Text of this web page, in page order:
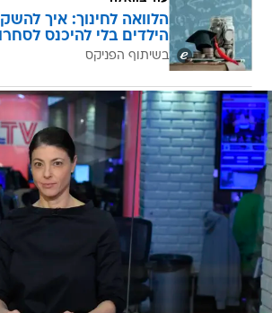
הלוואה לחינוך: איך
הילדים בלי להיכנס
בשיתוף הפניקס